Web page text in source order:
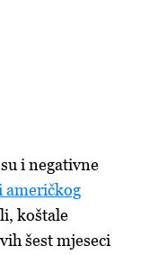
i negativne
američkog
koštale
šest mjeseci